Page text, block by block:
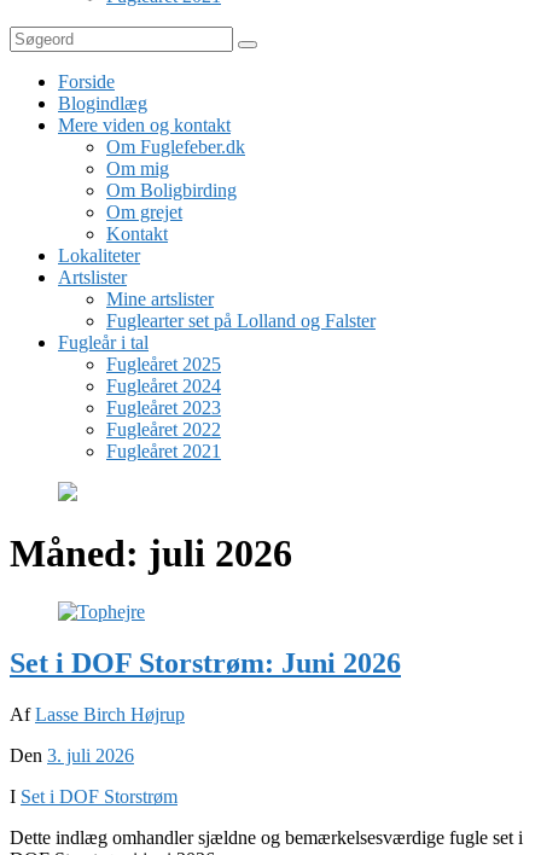
Søg
Forside
Blogindlæg
Mere viden og kontakt
Om Fuglefeber.dk
Om mig
Om Boligbirding
Om grejet
Kontakt
Lokaliteter
Artslister
Mine artslister
Fuglearter set på Lolland og Falster
Fugleår i tal
Fugleåret 2025
Fugleåret 2024
Fugleåret 2023
Fugleåret 2022
Fugleåret 2021
Måned: juli 2026
Set i DOF Storstrøm: Juni 2026
AfLasse Birch Højrup
Den 3. juli 2026
I Set i DOF Storstrøm
Dette indlæg omhandler sjældne og bemærkelsesværdige fugle set i